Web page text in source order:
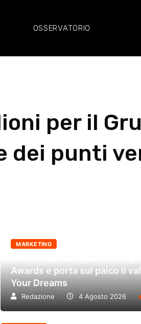
OSSERVATORIO
per il
dei punti
MARKETING
Awards e porta sul palco il
Your Dreams
Redazione 4 Agosto 2026